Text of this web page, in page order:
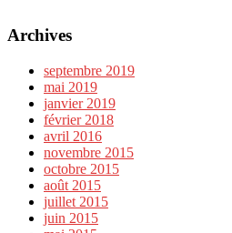
Archives
septembre 2019
mai 2019
janvier 2019
février 2018
avril 2016
novembre 2015
octobre 2015
août 2015
juillet 2015
juin 2015